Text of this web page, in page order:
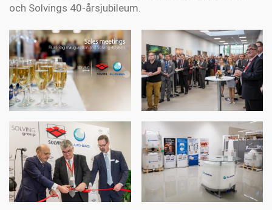
och Solvings 40-årsjubileum.